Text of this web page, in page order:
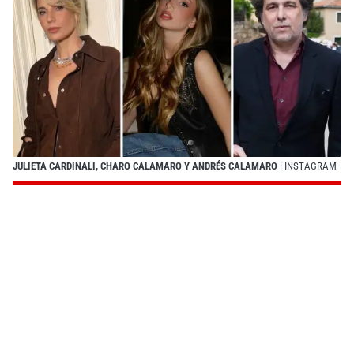
JULIETA CARDINALI, CHARO CALAMARO Y ANDRÉS CALAMARO | INSTAGRAM